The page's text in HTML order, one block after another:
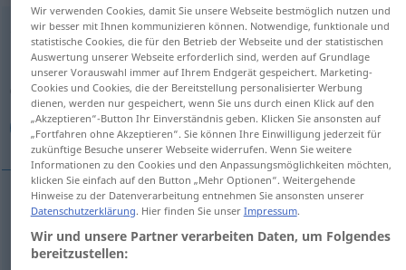
demütigadj
Übersicht aller Übersetzungen
(Für mehr Details die Übersetzung anklicken/antippen)
خاضع, خاشع, متواضع
خاضع [xɑːđ
Wir verwenden Cookies, damit Sie unsere Webseite bestmöglich nutzen und
wir besser mit Ihnen kommunizieren können. Notwendige, funktionale und
statistische Cookies, die für den Betrieb der Webseite und der statistischen
Auswertung unserer Webseite erforderlich sind, werden auf Grundlage
unserer Vorauswahl immer auf Ihrem Endgerät gespeichert. Marketing-
Cookies und Cookies, die der Bereitstellung personalisierter Werbung
dienen, werden nur gespeichert, wenn Sie uns durch einen Klick auf den
„Akzeptieren“-Button Ihr Einverständnis geben. Klicken Sie ansonsten auf
„Fortfahren ohne Akzeptieren“. Sie können Ihre Einwilligung jederzeit für
zukünftige Besuche unserer Webseite widerrufen. Wenn Sie weitere
Informationen zu den Cookies und den Anpassungsmöglichkeiten möchten,
klicken Sie einfach auf den Button „Mehr Optionen“. Weitergehende
Hinweise zu der Datenverarbeitung entnehmen Sie ansonsten unserer
Datenschutzerklärung. Hier finden Sie unser Impressum.
Wir und unsere Partner verarbeiten Daten, um Folgendes
bereitzustellen: